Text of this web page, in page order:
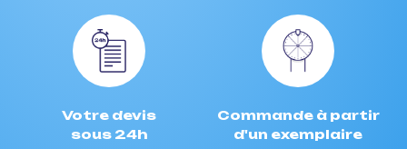
Votre devis
sous 24h
Commande à partir
d'un exemplaire